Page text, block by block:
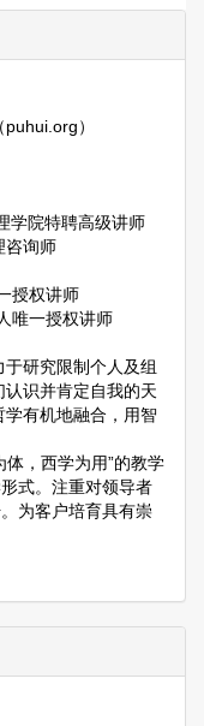
）
学院特聘高级讲师
咨询师
授权讲师
唯一授权讲师
研究限制个人及组
识并肯定自我的天
有机地融合，用智
体，西学为用”的教学
式。注重对领导者
为客户培育具有崇